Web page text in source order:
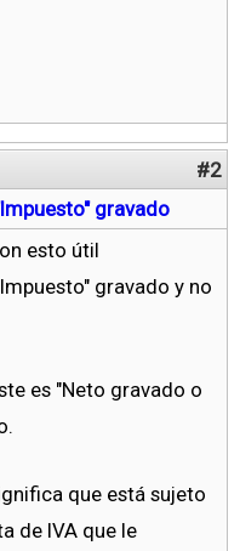
#2
gravado
esto útil
gravado y no
es "Neto gravado o
que está sujeto
de IVA que le